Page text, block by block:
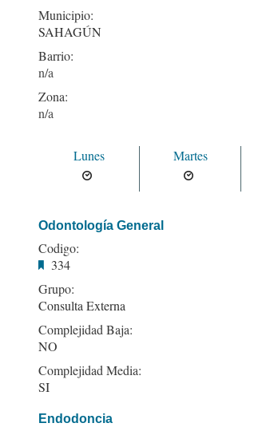
Municipio:
SAHAGÚN
Barrio:
Zona:
Lunes Martes
Odontología General
Codigo:
334
Grupo:
Consulta Externa
Complejidad Baja:
NO
Complejidad Media:
SI
Endodoncia